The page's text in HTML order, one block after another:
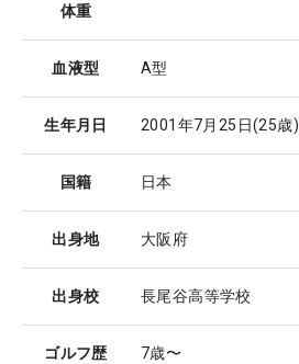
体重
血液型 A型
生年月日 2001年7月25日(25歳)
国籍 日本
出身地 大阪府
出身校 長尾谷高等学校
ゴルフ歴 7歳〜